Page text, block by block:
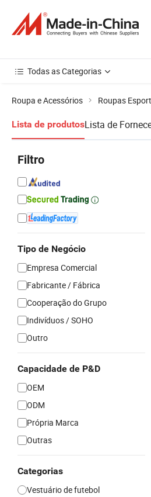
Todas as Categorias
Roupa e Acessórios Roupas
Lista de produtosLista de
Filtro
Tipo de Negócio
Empresa Comercial
Fabricante / Fábrica
Cooperação do Grupo
Indivíduos / SOHO
Outro
Capacidade de P&D
OEM
ODM
Própria Marca
Outras
Categorias
Vestuário de futebol